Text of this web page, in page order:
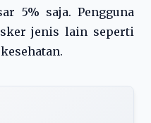
5% saja. Pengguna
jenis lain seperti